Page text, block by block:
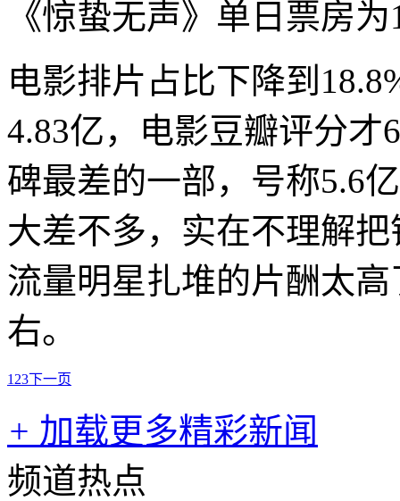
《惊蛰无声》单日票房
电影排片占比下降到
4.83亿，电影豆瓣评分
碑最差的一部，号称5.6
大差不多，实在不理解
流量明星扎堆的片酬太
右。
1 23下一页
+ 加载更多精彩新闻
频道热点